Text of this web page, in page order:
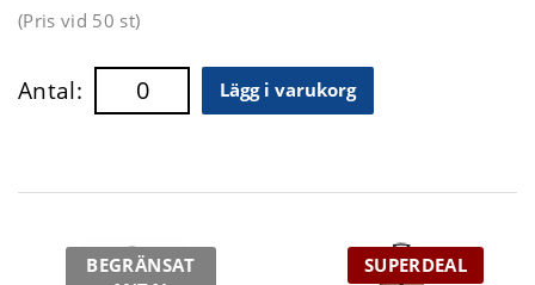
(Pris vid 50 st)
Antal: Lägg i varukorg
BEGRÄNSAT
SUPERDEAL